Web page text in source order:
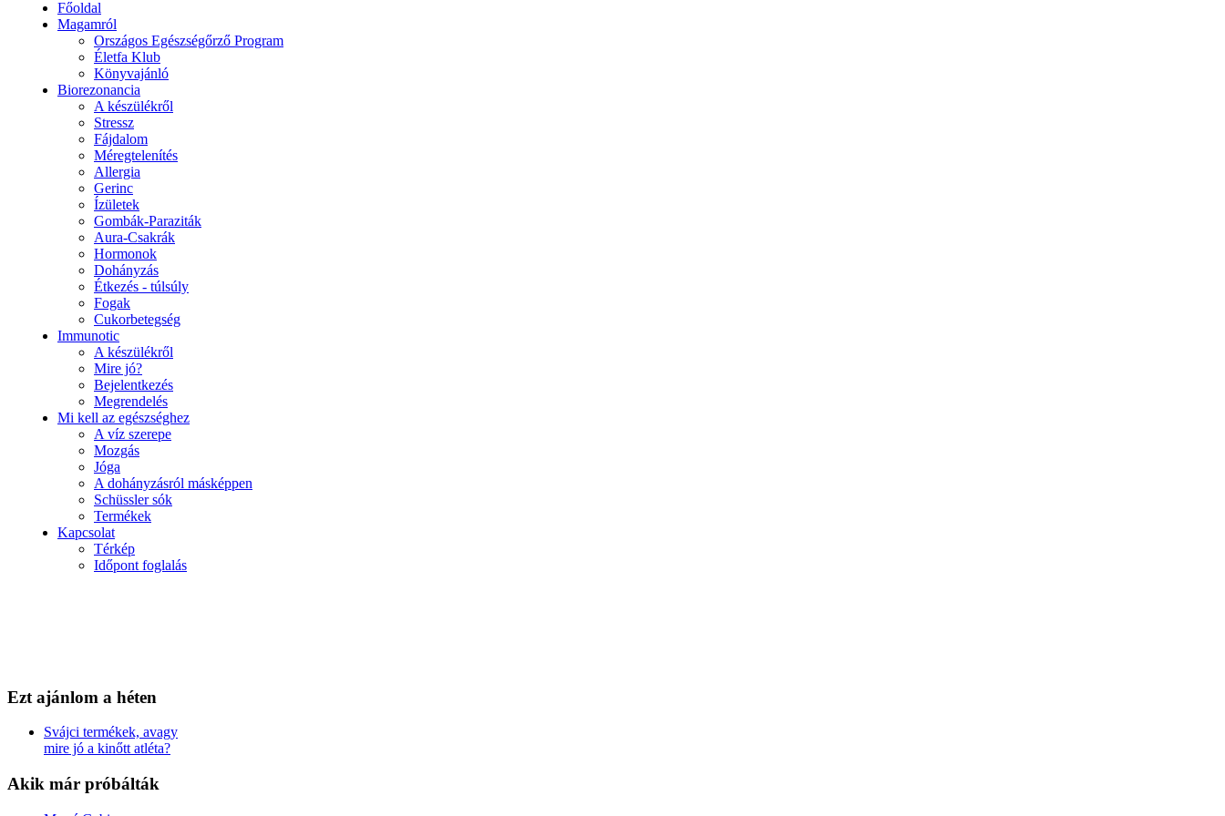
Főoldal
Magamról
Országos Egészségőrző Program
Életfa Klub
Könyvajánló
Biorezonancia
A készülékről
Stressz
Fájdalom
Méregtelenítés
Allergia
Gerinc
Ízületek
Gombák-Paraziták
Aura-Csakrák
Hormonok
Dohányzás
Étkezés - túlsúly
Fogak
Cukorbetegség
Immunotic
A készülékről
Mire jó?
Bejelentkezés
Megrendelés
Mi kell az egészséghez
A víz szerepe
Mozgás
Jóga
A dohányzásról másképpen
Schüssler sók
Termékek
Kapcsolat
Térkép
Időpont foglalás
Ezt ajánlom a héten
Svájci termékek, avagy
mire jó a kinőtt atléta?
Akik már próbálták